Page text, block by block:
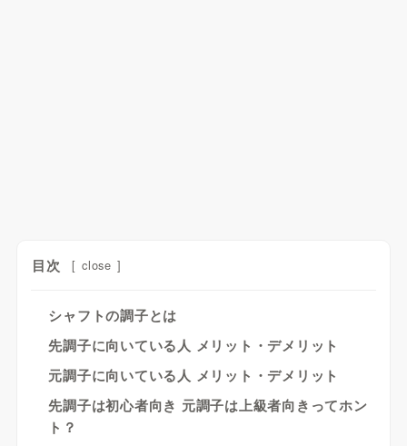
目次 [ close ]
シャフトの調子とは
先調子に向いている人 メリット・デメリット
元調子に向いている人 メリット・デメリット
先調子は初心者向き 元調子は上級者向きってホン
ト？